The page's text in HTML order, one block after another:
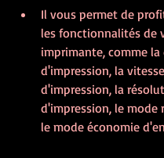
Il vous permet de
les fonctionnalités de
imprimante, comme
d'impression, la vitesse
d'impression, la
d'impression, le mode
le mode économie